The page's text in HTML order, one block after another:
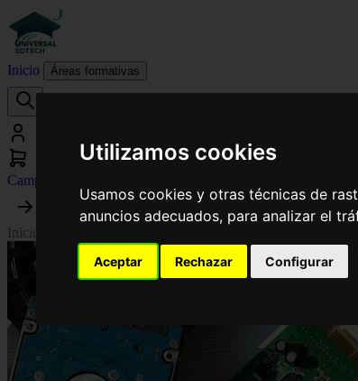
Utilizamos cookies
Usamos cookies y otras técnicas de
anuncios adecuados, para analizar el
Aceptar Rechazar Configurar
Inicio Áreas formativas
Campus virtual
Inicio